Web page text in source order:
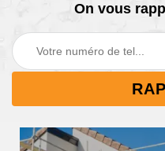
On vous